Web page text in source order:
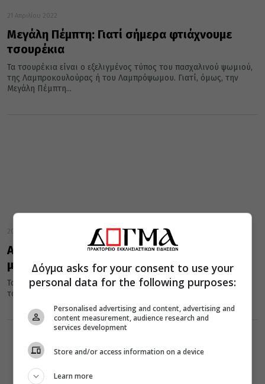
21 Απριλίου 2022
Μεγάλη Πέμπτη: Γιατί σήμερα φτιάχνουμε
τσουρέκια
Τα τσουρέκια είναι ο εξελιγμένος τύπος του πασχαλινού ψωμιού,
της Λαμπροκουλούρας ή του Λαμπρόψωμου. Γιατί, όμως, την
Μεγάλη Πέμπτη...
20 Απριλίου 2022
Αγιορείτικη συνταγή: Πεντανόστιμα
μαστιχωτά τσουρέκια!
Το έθιμο καλεί τις γυναίκες να ζυμώνουν αύριο, Μεγάλη Πέμπτη,
τσουρέκια. Η συνταγή αυτή για αγιορείτικα τσουρέκια θα σας...
Δόγμα asks for your consent to use your
personal data for the following purposes:
Personalised advertising and content, advertising and
content measurement, audience research and
services development
Store and/or access information on a device
Learn more